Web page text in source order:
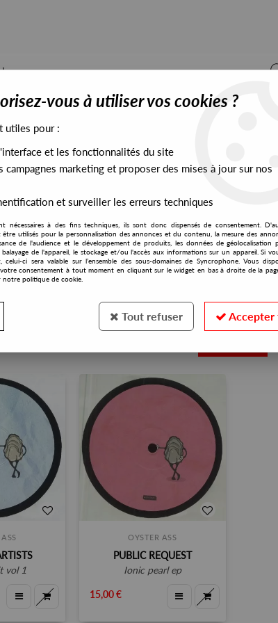
EXCLUSIVES PRESALES EXCLUSIVES
vol 1
OYSTER ASS
PUBLIC REQUEST
ionic pearl ep
15,00 €
vous à utiliser vos cookies ?
utiles pour :
et les fonctionnalités du site
campagnes marketing et proposer des mises à jour sur nos
et surveiller les erreurs techniques
nécessaires à des fins techniques, ils sont donc dispensés de consentement.
être utilisés pour la personnalisation des annonces et du contenu, la mesure des
de l'audience et le développement de produits, les données de géolocalisation
de l'appareil, le stockage et/ou l'accès aux informations sur un appareil. Si
celui-ci sera valable sur l’ensemble des sous-domaines de Syncrophone. Vous
consentement à tout moment en cliquant sur le widget en bas à droite de la
notre politique de cookie.
Tout refuser Accepter